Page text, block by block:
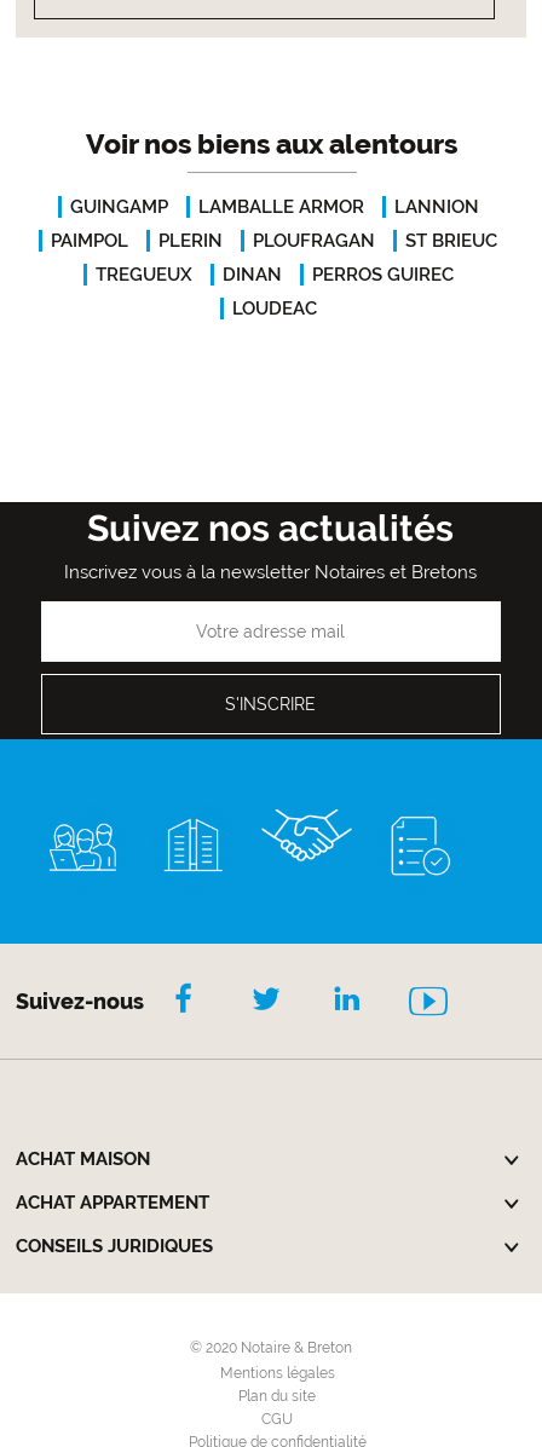
Voir nos biens aux alentours
GUINGAMP LAMBALLE ARMOR
LANNION
PAIMPOL
PLERIN PLOUFRAGAN
ST BRIEUC
TREGUEUX
DINAN
PERROS GUIREC
LOUDEAC
Suivez nos actualités
Inscrivez vous à la newsletter Notaires et Bretons
Suivez-nous
ACHAT MAISON
ACHAT APPARTEMENT
CONSEILS JURIDIQUES
© 2020 Notaire & Breton
Mentions légales
Plan du site
CGU
Politique de confidentialité